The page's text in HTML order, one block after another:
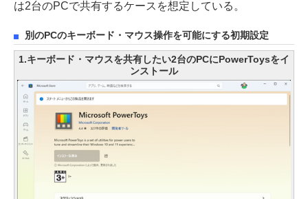
は2台のPCで共有するケースを想定している。
別のPCのキーボード・マウス操作を可能にする初期設定
1.キーボード・マウスを共有したい2台のPCにPowerToysをイ
ンストール